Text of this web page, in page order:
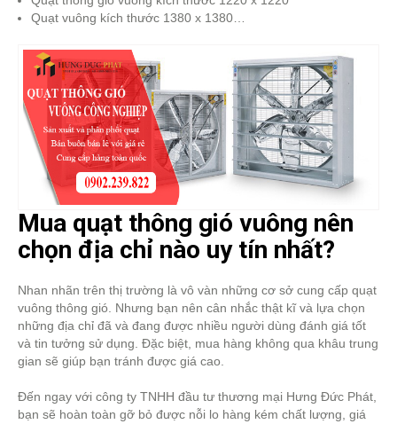
Quạt vuông kích thước 1380 x 1380…
Mua quạt thông gió vuông nên
chọn địa chỉ nào uy tín nhất?
Nhan nhãn trên thị trường là vô vàn những cơ sở cung cấp quạt
vuông thông gió. Nhưng bạn nên cân nhắc thật kĩ và lựa chọn
những địa chỉ đã và đang được nhiều người dùng đánh giá tốt
và tin tưởng sử dụng. Đặc biệt, mua hàng không qua khâu trung
gian sẽ giúp bạn tránh được giá cao.
Đến ngay với công ty TNHH đầu tư thương mại Hưng Đức Phát,
bạn sẽ hoàn toàn gỡ bỏ được nỗi lo hàng kém chất lượng, giá